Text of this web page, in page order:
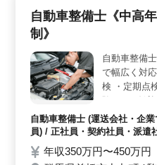
自動車整備士《中高
制》
自動車整備
で幅広く対
検 ・定期点
験のある歓
層も活躍し
自動車整備士 (運送会社・企
員) / 正社員・契約社員・派遣
年収350万円〜450万円